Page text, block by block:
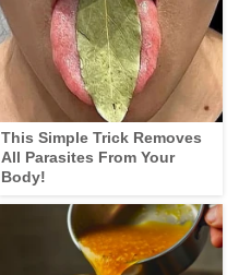
This Simple Trick Removes
All Parasites From Your
Body!